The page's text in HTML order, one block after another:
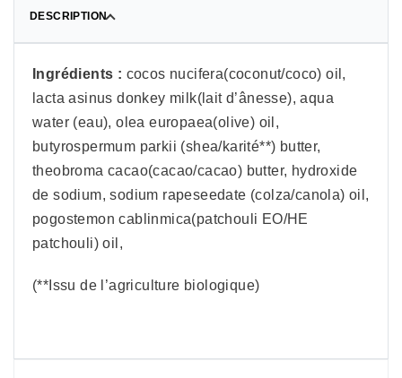
DESCRIPTION
Ingrédients : cocos nucifera(coconut/coco) oil,
lacta asinus donkey milk(lait d’ânesse), aqua
water (eau), olea europaea(olive) oil,
butyrospermum parkii (shea/karité**) butter,
theobroma cacao(cacao/cacao) butter, hydroxide
de sodium, sodium rapeseedate (colza/canola) oil,
pogostemon cablinmica(patchouli EO/HE
patchouli) oil,
(**Issu de l’agriculture biologique)